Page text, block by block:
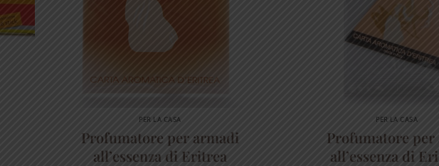
PER LA CASA
Profumatore per armadi
all’essenza di Eritrea
PER LA CASA
Profumatore per
all’essenza di